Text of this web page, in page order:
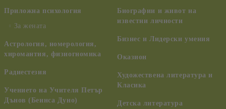
Приложна психология
За жената
Астрология, номерология,
хиромантия, физиогномика
Радиестезия
Учението на Учителя Петър
Дънов (Беинса Дуно)
Биографии и живот на
известни личности
Бизнес и Лидерски умения
Оказион
Художествена литература и
Класика
Детска литература